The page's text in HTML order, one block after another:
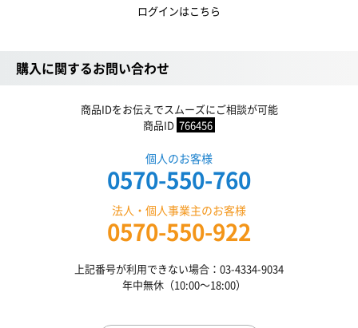
ログインはこちら
購入に関するお問い合わせ
商品IDをお伝えでスムーズにご相談が可能
商品ID 766456
個人のお客様
0570-550-760
法人・個人事業主のお客様
0570-550-922
上記番号が利用できない場合：03-4334-9034
年中無休（10:00〜18:00）